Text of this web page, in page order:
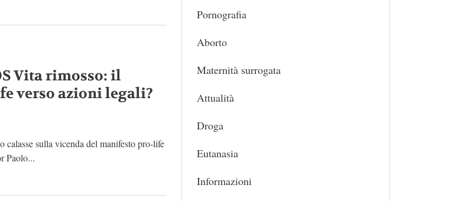
Vita rimosso: il
verso azioni legali?
calasse sulla vicenda del manifesto pro-life
Paolo...
Pornografia
Aborto
Maternità surrogata
Attualità
Droga
Eutanasia
Informazioni